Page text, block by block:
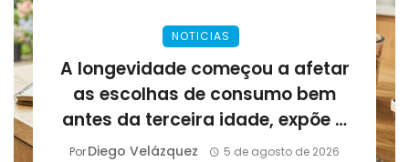
NOTICIAS
A longevidade começou a afetar
as escolhas de consumo bem
antes da terceira idade, expõe a
Lirius Suplementos
PorDiego Velázquez 5 de agosto de 2026